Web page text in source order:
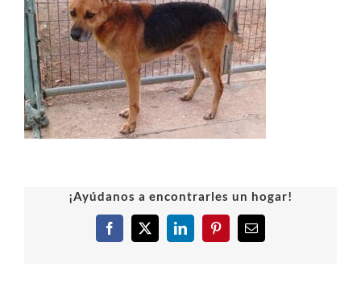
¡Ayúdanos a encontrarles un hogar!
Facebook
X LinkedInPinterestCorreo